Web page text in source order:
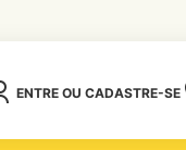
ENTRE OU CADASTRE-SE